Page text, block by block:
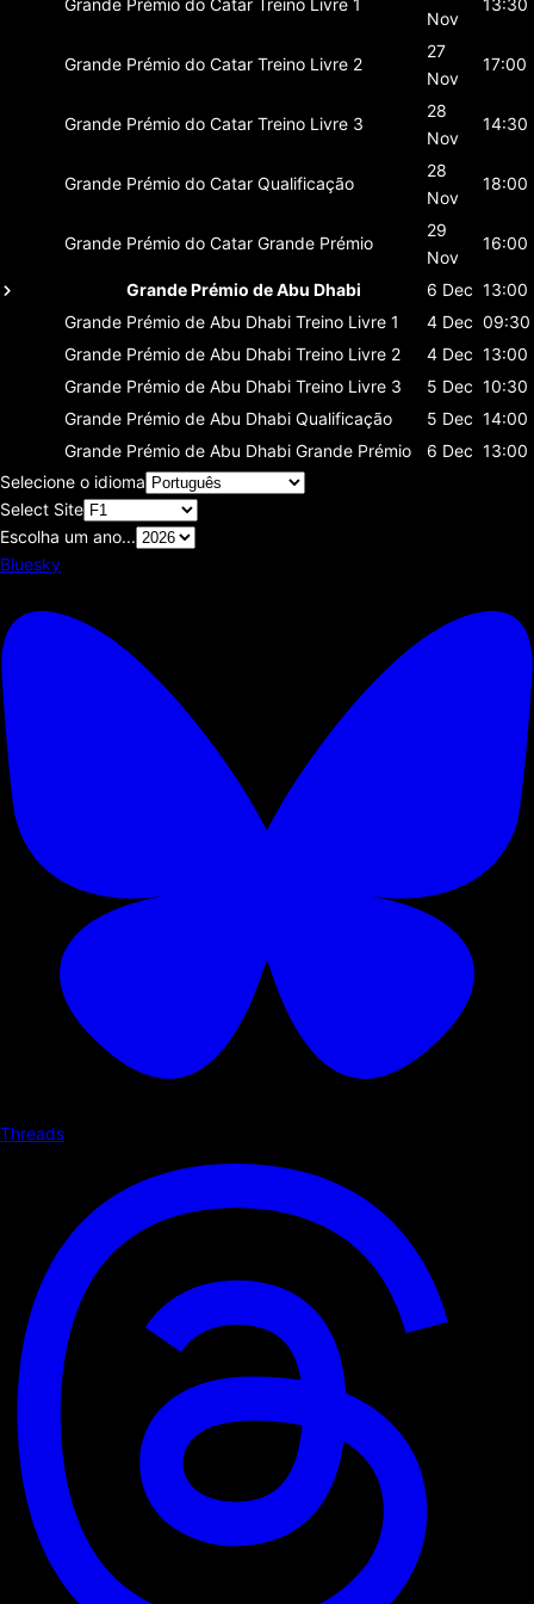
Nov
Grande Prémio do Catar Treino Livre 2
27
Nov
17:00
Grande Prémio do Catar Treino Livre 3
28
Nov
14:30
Grande Prémio do Catar Qualificação
28
Nov
18:00
Grande Prémio do Catar Grande Prémio
29
Nov
16:00
Grande Prémio de Abu Dhabi 6 Dec 13:00
Grande Prémio de Abu Dhabi Treino Livre 1 4 Dec 09:30
Grande Prémio de Abu Dhabi Treino Livre 2 4 Dec 13:00
Grande Prémio de Abu Dhabi Treino Livre 3 5 Dec 10:30
Grande Prémio de Abu Dhabi Qualificação 5 Dec 14:00
Grande Prémio de Abu Dhabi Grande Prémio 6 Dec 13:00
Selecione o idioma
Select Site
Escolha um ano...
Bluesky
Threads